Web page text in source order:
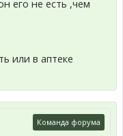
его не есть ,чем
или в аптеке
Команда форума